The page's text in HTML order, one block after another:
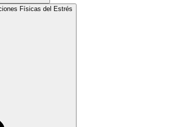
Físicas del Estrés